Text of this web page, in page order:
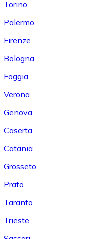
Torino
Palermo
Firenze
Bologna
Foggia
Verona
Genova
Caserta
Catania
Grosseto
Prato
Taranto
Trieste